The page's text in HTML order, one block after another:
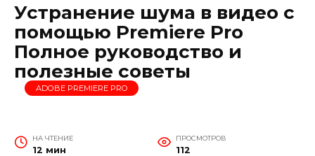
Устранение шума в видео с
помощью Premiere Pro
Полное руководство и
полезные советы
ADOBE PREMIERE PRO
НА ЧТЕНИЕ
12 мин
ПРОСМОТРОВ
112